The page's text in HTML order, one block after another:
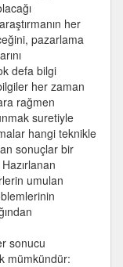
her
pazarlama
defa bilgi
her zaman
rağmen
suretiyle
hangi teknikle
sonuçlar bir
umulan
sonucu
mümkündür: